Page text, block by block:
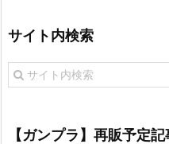
サイト内検索
【ガンプラ】再販予定記